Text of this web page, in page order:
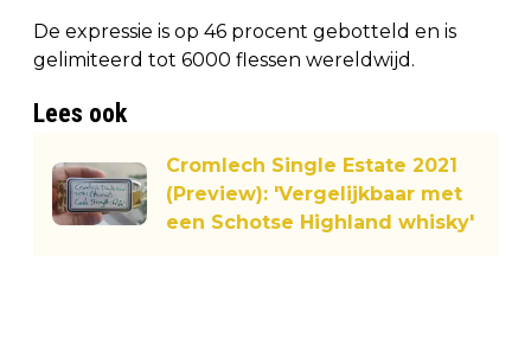
De expressie is op 46 procent gebotteld en is
gelimiteerd tot 6000 flessen wereldwijd.
Lees ook
Cromlech Single Estate 2021
(Preview): 'Vergelijkbaar met
een Schotse Highland whisky'